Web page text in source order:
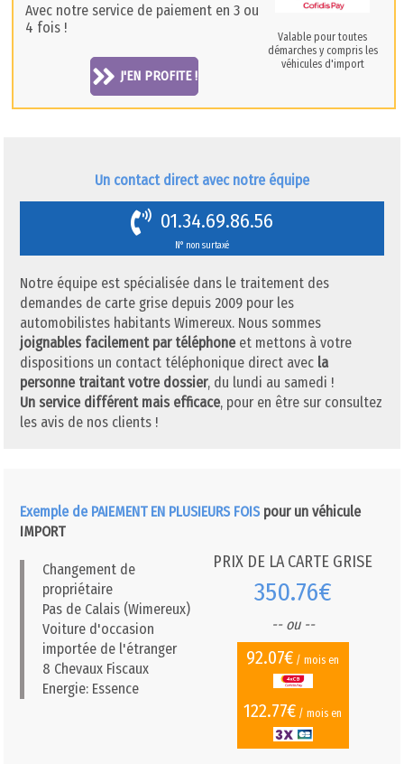
Avec notre service de paiement en 3 ou
4 fois !
J'EN PROFITE !
Valable pour toutes
démarches y compris les
véhicules d'import
Un contact direct avec notre équipe
01.34.69.86.56
N° non surtaxé
Notre équipe est spécialisée dans le traitement des
demandes de carte grise depuis 2009 pour les
automobilistes habitants Wimereux. Nous sommes
joignables facilement par téléphone et mettons à votre
dispositions un contact téléphonique direct avec la
personne traitant votre dossier, du lundi au samedi !
Un service différent mais efficace, pour en être sur consultez
les avis de nos clients !
Exemple de PAIEMENT EN PLUSIEURS FOIS pour un véhicule
IMPORT
Changement de
propriétaire
Pas de Calais (Wimereux)
Voiture d'occasion
importée de l'étranger
8 Chevaux Fiscaux
Energie: Essence
PRIX DE LA CARTE GRISE
350.76€
-- ou --
92.07€ / mois en
122.77€ / mois en